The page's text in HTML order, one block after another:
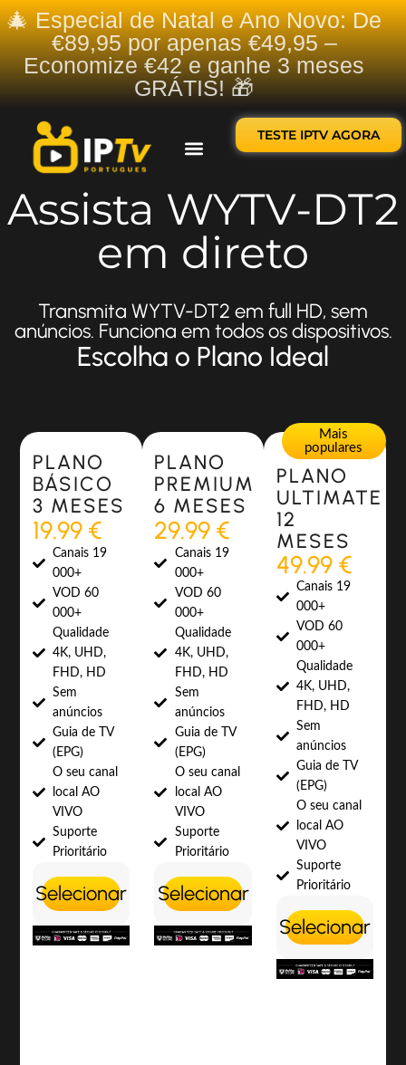
🎄 Especial de Natal e Ano Novo: De
€89,95 por apenas €49,95 –
Economize €42 e ganhe 3 meses
GRÁTIS! 🎁
TESTE IPTV AGORA
Assista WYTV-DT2
em direto
Transmita WYTV-DT2 em full HD, sem
anúncios. Funciona em todos os dispositivos.
Escolha o Plano Ideal
Most Popular
PLANO
BÁSICO
3 MESES
19.99 €
Canais 19
000+
VOD 60
000+
Qualidade
4K, UHD,
FHD, HD
Sem
anúncios
Guia de TV
(EPG)
O seu canal
local AO
VIVO
Suporte
Prioritário
Selecionar
Most Popular
PLANO
PREMIUM
6 MESES
29.99 €
Canais 19
000+
VOD 60
000+
Qualidade
4K, UHD,
FHD, HD
Sem
anúncios
Guia de TV
(EPG)
O seu canal
local AO
VIVO
Suporte
Prioritário
Selecionar
Mais
populares
PLANO
ULTIMATE
12
MESES
49.99 €
Canais 19
000+
VOD 60
000+
Qualidade
4K, UHD,
FHD, HD
Sem
anúncios
Guia de TV
(EPG)
O seu canal
local AO
VIVO
Suporte
Prioritário
Selecionar